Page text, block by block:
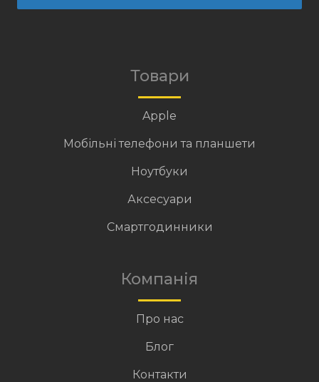
Товари
Apple
Мобільні телефони та планшети
Ноутбуки
Аксесуари
Смартгодинники
Компанія
Про нас
Блог
Контакти